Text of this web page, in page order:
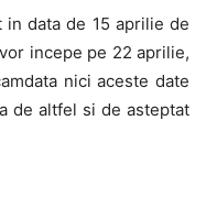
in data de 15 aprilie de
incepe pe 22 aprilie,
nici aceste date
de altfel si de asteptat